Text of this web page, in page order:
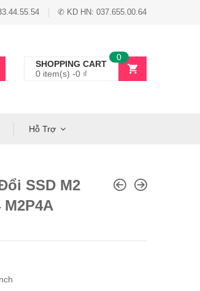
✆ KD HN: 037.655.00.64
SHOPPING CART
0 item(s) -0 ₫
0
Hỗ Trợ
SSD M2
M2P4A